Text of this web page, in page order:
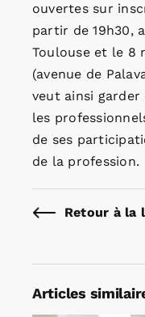
ouvertes sur
partir de 19h30,
Toulouse et le 8
(avenue de
veut ainsi garder
les
de ses
de la profession.
Retour à la
Articles